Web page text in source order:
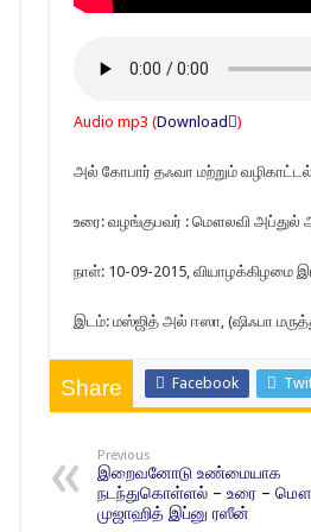
Audio mp3 (Download )
அல் கோபார் தஃவா மற்றும்
உரை: வழங்குபவர் : மௌலவி அப்துல்
நாள்: 10-09-2015, வியாழக்கிழமை
இடம்: மஸ்ஜித் அல் ஈஸா, (ஷிஃபா
Share Facebook
Previous
இறைவனோடு உண்மையாக
நடந்துகொள்ளல் – உரை –
முஜாஹித் இப்னு ரஸீன்